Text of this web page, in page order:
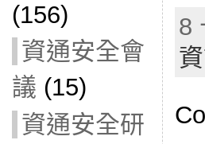
(156)
資通安全會
議 (15)
資通安全研
8